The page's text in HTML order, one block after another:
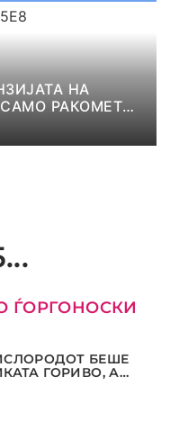
НА
РАКОМЕТ
ЃОРГОНОСКИ
БЕШЕ
ГОРИВО, А